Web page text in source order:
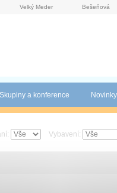
Velký Meder Bešeňová
Skupiny a konference Novinky
Vybavení: